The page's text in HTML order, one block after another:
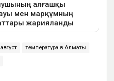
август температура в Алматы